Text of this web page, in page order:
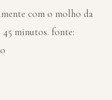
com o molho da
45 minutos. fonte: